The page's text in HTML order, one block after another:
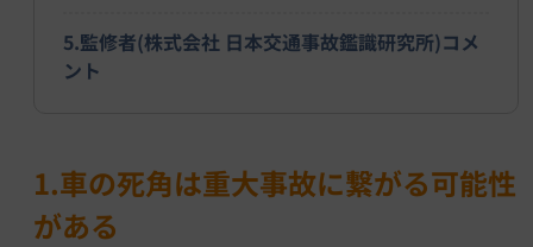
5.監修者(株式会社 日本交通事故鑑識研究所)コメ
ント
1.車の死角は重大事故に繋がる可能性
がある